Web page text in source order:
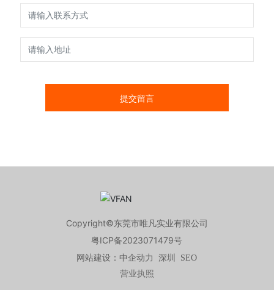
提交留言
Copyright©东莞市唯凡实业有限公司
粤ICP备2023071479号
网站建设：中企动力 深圳 SEO
营业执照